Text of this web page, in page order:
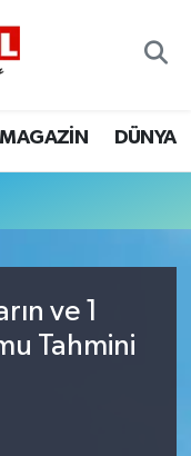
MAGAZİN DÜNYA
ve 1
Tahmini